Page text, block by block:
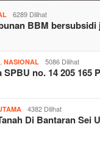
6289 Dilihat
BBM
NASIONAL 5086 Dilihat
SPBU no. 14 205 165
4382 Dilihat
Di Bantaran Sei